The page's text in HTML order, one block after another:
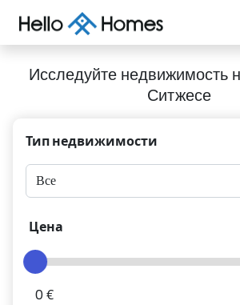
Исследуйте недвижимость
Ситжесе
Тип недвижимости
Все
Цена
0 €